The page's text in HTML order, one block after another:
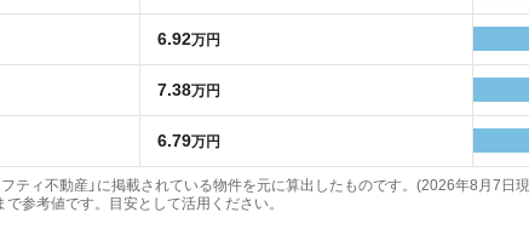
6.92万円
7.38万円
6.79万円
ティ不動産」に掲載されている物件を元に算出したものです。(2026年8月7日
参考値です。目安として活用ください。